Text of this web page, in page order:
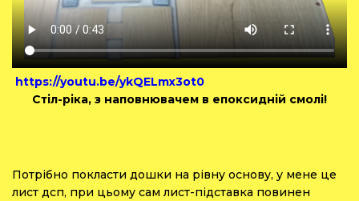
https://youtu.be/ykQELmx3ot0
Стіл-ріка, з наповнювачем в епоксидній смолі!
Потрібно покласти дошки на рівну основу, у мене це
лист дсп, при цьому сам лист-підставка повинен